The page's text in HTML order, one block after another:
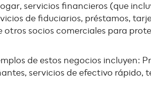
servicios financieros (que
de fiduciarios, préstamos,
socios comerciales para
de estos negocios incluyen:
servicios de efectivo rápido,